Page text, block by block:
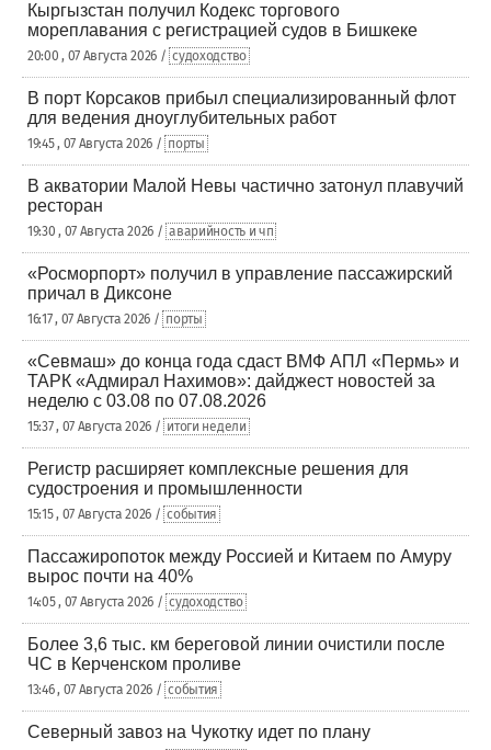
Кыргызстан получил Кодекс торгового
мореплавания с регистрацией судов в Бишкеке
20:00 , 07 Августа 2026 / судоходство
В порт Корсаков прибыл специализированный флот
для ведения дноуглубительных работ
19:45 , 07 Августа 2026 / порты
В акватории Малой Невы частично затонул плавучий
ресторан
19:30 , 07 Августа 2026 / аварийность и чп
«Росморпорт» получил в управление пассажирский
причал в Диксоне
16:17 , 07 Августа 2026 / порты
«Севмаш» до конца года сдаст ВМФ АПЛ «Пермь» и
ТАРК «Адмирал Нахимов»: дайджест новостей за
неделю с 03.08 по 07.08.2026
15:37 , 07 Августа 2026 / итоги недели
Регистр расширяет комплексные решения для
судостроения и промышленности
15:15 , 07 Августа 2026 / события
Пассажиропоток между Россией и Китаем по Амуру
вырос почти на 40%
14:05 , 07 Августа 2026 / судоходство
Более 3,6 тыс. км береговой линии очистили после
ЧС в Керченском проливе
13:46 , 07 Августа 2026 / события
Северный завоз на Чукотку идет по плану